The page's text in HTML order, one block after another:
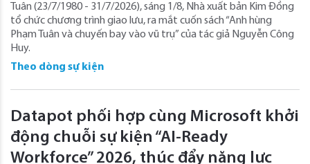
Tuân (23/7/1980 - 31/7/2026), sáng 1/8, Nhà xuất bản Kim Đồng
tổ chức chương trình giao lưu, ra mắt cuốn sách “Anh hùng
Phạm Tuân và chuyến bay vào vũ trụ” của tác giả Nguyễn Công
Huy.
Theo dòng sự kiện
Datapot phối hợp cùng Microsoft khởi
động chuỗi sự kiện “AI-Ready
Workforce” 2026, thúc đẩy năng lực